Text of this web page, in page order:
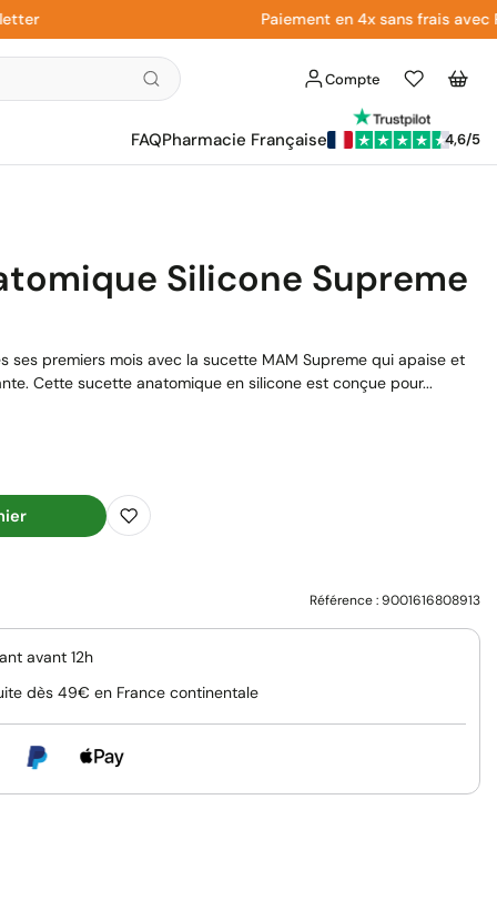
Paiement en 4x sans frais avec
Compte
Liste
d'envies
Panier
FAQPharmacie Française 4,6/5
Silicone Supreme
premiers mois avec la sucette MAM Supreme qui apaise et
Cette sucette anatomique en silicone est conçue pour...
Référence :9001616808913
avant 12h
dès 49€ en France continentale